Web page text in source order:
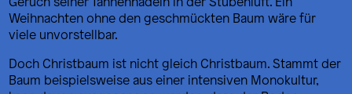
Weihnachten ohne den geschmückten Baum wäre für
viele unvorstellbar.
Doch Christbaum ist nicht gleich Christbaum. Stammt der
Baum beispielsweise aus einer intensiven Monokultur,